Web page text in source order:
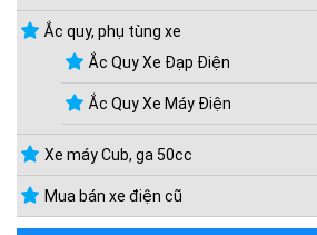
Ắc quy, phụ tùng xe
Ắc Quy Xe Đạp Điện
Ắc Quy Xe Máy Điện
Xe máy Cub, ga 50cc
Mua bán xe điện cũ